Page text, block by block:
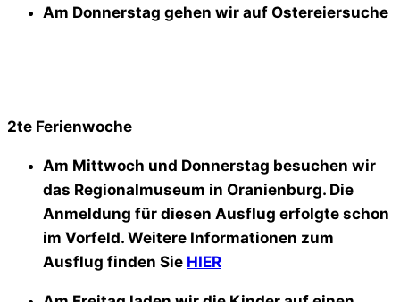
Am Donnerstag gehen wir auf Ostereiersuche
2te Ferienwoche
Am Mittwoch und Donnerstag besuchen wir
das Regionalmuseum in Oranienburg. Die
Anmeldung für diesen Ausflug erfolgte schon
im Vorfeld. Weitere Informationen zum
Ausflug finden Sie HIER